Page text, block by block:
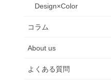
Design×Color
コラム
About us
よくある質問